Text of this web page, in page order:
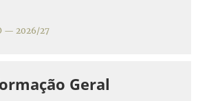
— 2026/27
Geral